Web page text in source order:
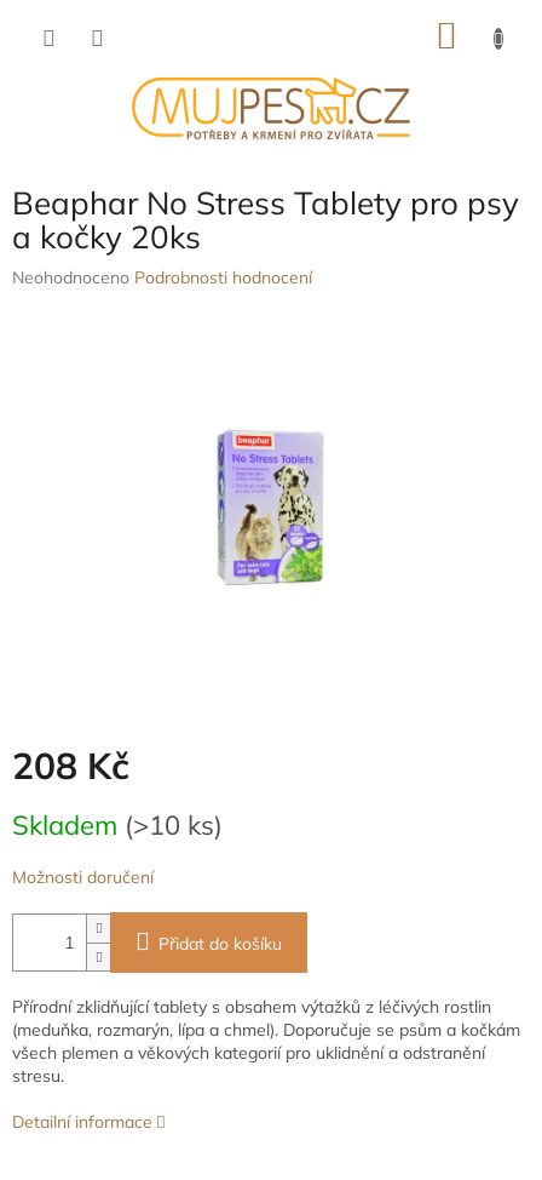
Beaphar No Stress Tablety pro psy
a kočky 20ks
Průměrné
Neohodnoceno Podrobnosti hodnocení
208 Kč
cena:
Skladem (>10 ks)
Možnosti doručení
Přidat do košíku
Přírodní zklidňující tablety s obsahem výtažků z léčivých rostlin
(meduňka, rozmarýn, lípa a chmel). Doporučuje se psům a kočkám
všech plemen a věkových kategorií pro uklidnění a odstranění
stresu.
Detailní informace